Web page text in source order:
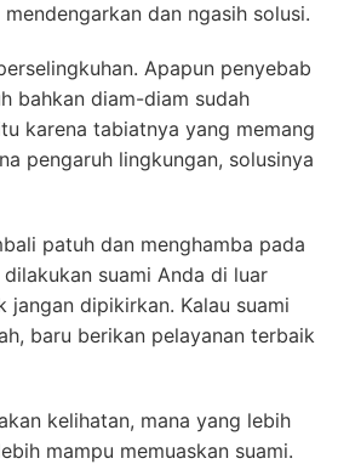
dan ngasih solusi.
Apapun penyebab
bahkan diam-diam sudah
karena tabiatnya yang memang
pengaruh lingkungan, solusinya
patuh dan menghamba pada
suami Anda di luar
jangan dipikirkan. Kalau suami
baru berikan pelayanan terbaik
kelihatan, mana yang lebih
mampu memuaskan suami.